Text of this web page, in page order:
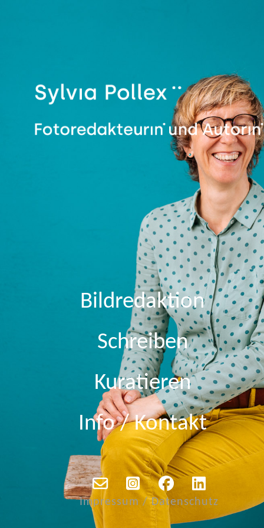
Bildredaktion
Schreiben
Kuratieren
Info / Kontakt
Impressum / Datenschutz